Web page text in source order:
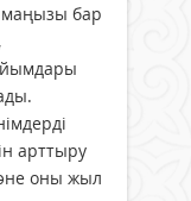
маңызы бар
арттыру
оны жыл